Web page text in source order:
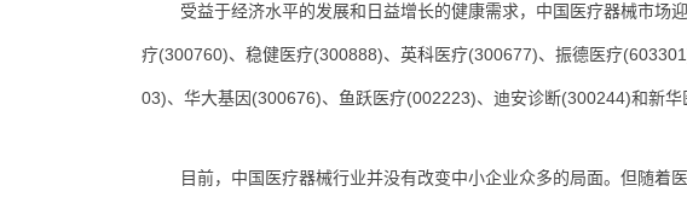
受益于经济水平的发展和日益增长的健康需求，中国医疗器械市场
疗(300760)、稳健医疗(300888)、英科医疗(300677)、振德医疗
03)、华大基因(300676)、鱼跃医疗(002223)、迪安诊断(300244)和新华
目前，中国医疗器械行业并没有改变中小企业众多的局面。但随着